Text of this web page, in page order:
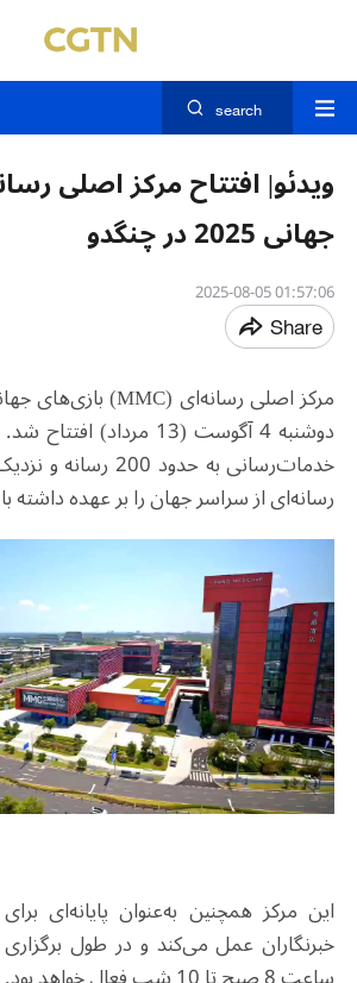
search
ویدئو| افتتاح مرکز اصلی
جهانی 2025 در چنگدو
01:57:06 2025-08-05
Share
دوشنبه 4 آگوست (13
خدمات‌رسانی به حدود
رسانه‌ای از سراسر جهان را بر عهده داشته
این مرکز همچنین به‌عنوان پایانه‌ای
خبرنگاران عمل می‌کند و در طول برگزاری